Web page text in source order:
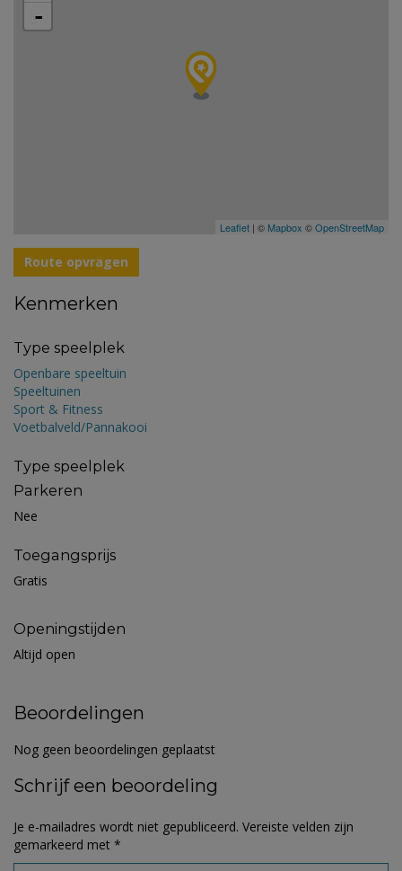
-
Leaflet | © Mapbox ©OpenStreetMap
Route opvragen
Kenmerken
Type speelplek
Openbare speeltuin
Speeltuinen
Sport & Fitness
Voetbalveld/Pannakooi
Type speelplek
Parkeren
Nee
Toegangsprijs
Gratis
Openingstijden
Altijd open
Beoordelingen
Nog geen beoordelingen geplaatst
Schrijf een beoordeling
Je e-mailadres wordt niet gepubliceerd. Vereiste velden zijn
gemarkeerd met *